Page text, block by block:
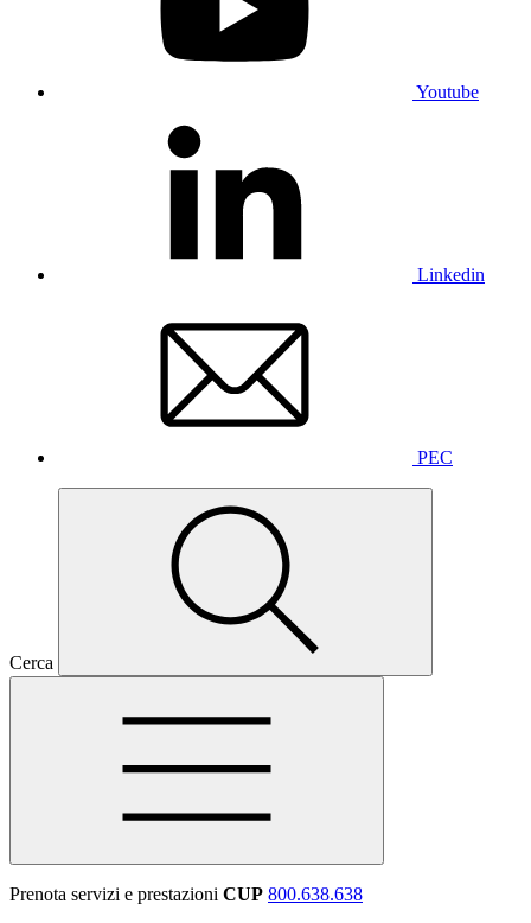
Youtube
Linkedin
PEC
Cerca
Prenota servizi e prestazioni CUP 800.638.638